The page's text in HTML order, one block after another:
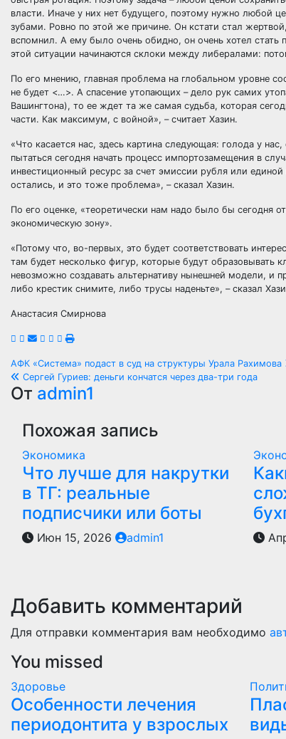
власти. Иначе у них нет будущего, поэтому нужно любой
зубами. Ровно по этой же причине. Он кстати стал
вспомнил. А ему было очень обидно, он очень хотел
этой ситуации начинаются склоки между либералами:
По его мнению, главная проблема на глобальном уровне
не будет <…>. А спасение утопающих – дело рук самих
Вашингтона), то ее ждет та же самая судьба, которая
части. Как максимум, с войной», – считает Хазин.
«Что касается нас, здесь картина следующая: голода у
пытаться сегодня начать процесс импортозамещения в
инвестиционный ресурс за счет эмиссии рубля или
остались, и это тоже проблема», – сказал Хазин.
По его оценке, «теоретически нам надо было бы сегодня
экономическую зону».
«Потому что, во-первых, это будет соответствовать
там будет несколько фигур, которые будут образовывать
невозможно создавать альтернативу нынешней модели, и
либо крестик снимите, либо трусы наденьте», – сказал
Анастасия Смирнова
Навигация
по
записям
АФК «Система» подаст в суд на структуры Урала Рахимова
Сергей Гуриев: деньги кончатся через два-три года
От admin1
Похожая запись
Экономика
Что лучше для накрутки
в ТГ: реальные
подписчики или боты
Июн 15, 2026 admin1
Добавить комментарий
Для отправки комментария вам необходимо
You missed
Здоровье
Особенности лечения
периодонтита у взрослых